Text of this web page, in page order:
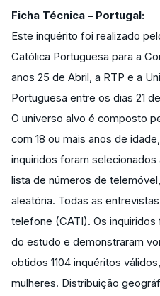
Ficha Técnica – Portugal:
Este inquérito foi realizado
Católica Portuguesa para a
anos 25 de Abril, a RTP e a
Portuguesa entre os dias 21
O universo alvo é composto
com 18 ou mais anos de
inquiridos foram
lista de números de
aleatória. Todas as
telefone (CATI). Os
do estudo e demonstraram
obtidos 1104 inquéritos
mulheres. Distribuição